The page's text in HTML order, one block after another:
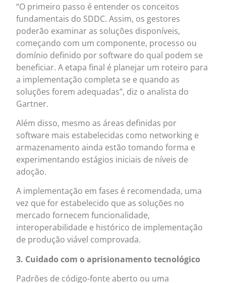
“O primeiro passo é entender os conceitos
fundamentais do SDDC. Assim, os gestores
poderão examinar as soluções disponíveis,
começando com um componente, processo ou
domínio definido por software do qual podem se
beneficiar. A etapa final é planejar um roteiro para
a implementação completa se e quando as
soluções forem adequadas”, diz o analista do
Gartner.
Além disso, mesmo as áreas definidas por
software mais estabelecidas como networking e
armazenamento ainda estão tomando forma e
experimentando estágios iniciais de níveis de
adoção.
A implementação em fases é recomendada, uma
vez que for estabelecido que as soluções no
mercado fornecem funcionalidade,
interoperabilidade e histórico de implementação
de produção viável comprovada.
3. Cuidado com o aprisionamento tecnológico
Padrões de código-fonte aberto ou uma